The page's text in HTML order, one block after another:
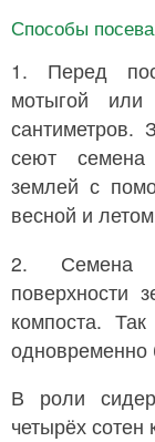
Способы
1. Перед
мотыгой или
сеют
землей с
весной и
2. Семена
поверхности
компоста.
одновременно
В роли
четырёх сотен